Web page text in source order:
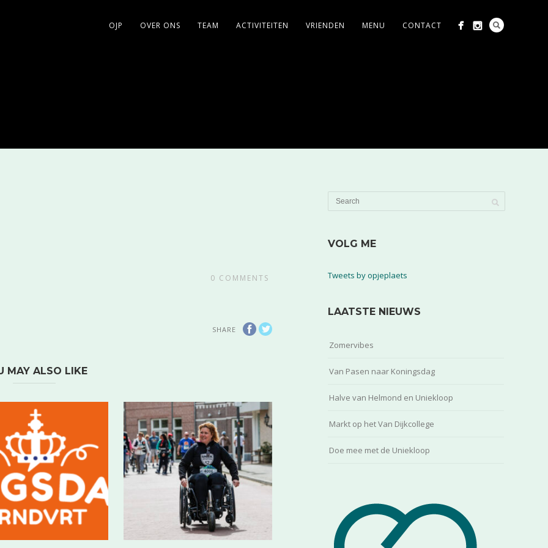
OJP OVER ONS TEAM ACTIVITEITEN VRIENDEN MENU CONTACT
0 COMMENTS
SHARE
MAY ALSO LIKE
VOLG ME
Tweets by opjeplaets
LAATSTE NIEUWS
Zomervibes
Van Pasen naar Koningsdag
Halve van Helmond en Uniekloop
Markt op het Van Dijkcollege
Doe mee met de Uniekloop